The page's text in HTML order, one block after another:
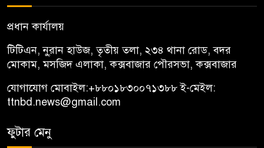
প্রধান কার্যালয়
টিটিএন, নু্রান হাউজ, তৃতীয় তলা, ২৩৪ থানা রোড, বদর
মোকাম, মসজিদ এলাকা, কক্সবাজার পৌরসভা, কক্সবাজার
যোগাযোগ মোবাইল:+৮৮০১৮৩০০৭১৩৮৮ই-মেইল:
ttnbd.news@gmail.com
ফুটার মেনু